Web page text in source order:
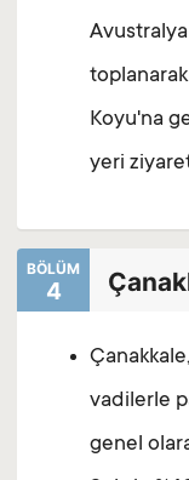
Koyu'na
yeri
BÖLÜM
4
vadilerle
genel